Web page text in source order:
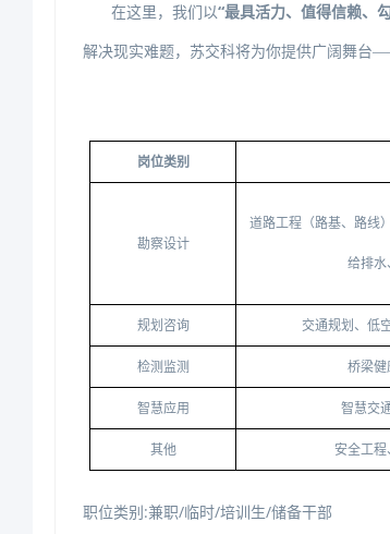
在这里，我们以“最具活力、值得信赖、
解决现实难题，苏交科将为你提供广阔舞台
岗位类别
勘察设计
道路工程（路基、路线
给排水
规划咨询 交通规划、低
检测监测 桥梁健
智慧应用 智慧交
其他 安全工
职位类别:兼职/临时/培训生/储备干部